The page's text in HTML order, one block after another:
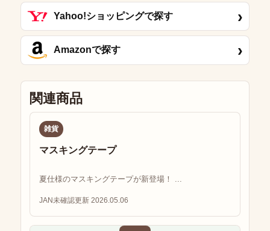
Yahoo!ショッピングで探す ›
Amazonで探す ›
関連商品
雑貨
マスキングテープ
夏仕様のマスキングテープが新登場！ ...
JAN未確認更新 2026.05.06